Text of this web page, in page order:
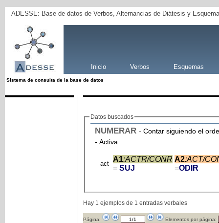
ADESSE: Base de datos de Verbos, Alternancias de Diátesis y
Inicio Verbos Esquemas
Sistema de consulta de la base de datos
Datos buscados
NUMERAR - Contar siguiendo el
- Activa
act
A1:ACTR/CONR
= SUJ
A2:ACT/
=ODIR
Hay 1 ejemplos de 1 entradas verbales
Página: Elementos por página: